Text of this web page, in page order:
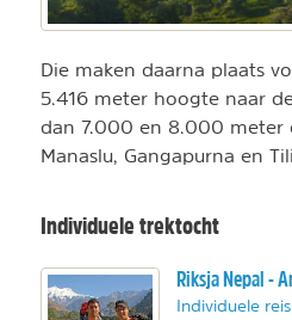
Die maken daarna plaats
5.416 meter hoogte naar
dan 7.000 en 8.000 meter
Manaslu, Gangapurna en
Individuele trektocht
Riksja Nepal -
Individuele reis